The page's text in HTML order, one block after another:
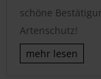
schöne
Artenschutz!
mehr lesen